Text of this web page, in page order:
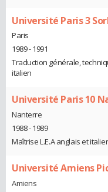
Université Paris 3
Paris
1989 - 1991
Traduction générale,
italien
Université Paris 10
Nanterre
1988 - 1989
Maîtrise L.E.A anglais et
Université Amiens
Amiens